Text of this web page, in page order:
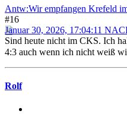
Antw:Wir empfangen Krefeld
#16
Januar 30, 2026, 17:04:11
Sind heute nicht im CKS. Ich
4:3 auch wenn ich nicht weiß
Rolf